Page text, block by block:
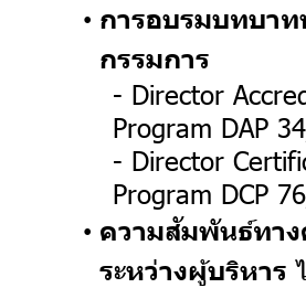
การอบรมบทบา
กรรมการ
- Director
Program DAP
- Director
Program DCP
ความสัมพันธ์ทา
ระหว่างผู้บริหาร